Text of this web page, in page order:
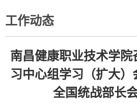
工作动态
南昌健康职业技术学
习中心组学习（扩大
全国统战部长